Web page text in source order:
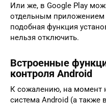
Или же, в Google Play
отдельным приложением
подобная функция
нельзя отключить.
Встроенные
контроля Android
К сожалению, на момент
система Android (а